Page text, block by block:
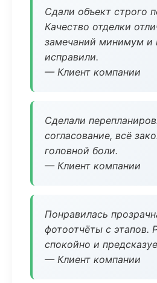
Сдали объект строго
Качество отделки
замечаний минимум и
исправили.
— Клиент компании
Сделали
согласование, всё
головной боли.
— Клиент компании
Понравилась
фотоотчёты с этапов.
спокойно и
— Клиент компании